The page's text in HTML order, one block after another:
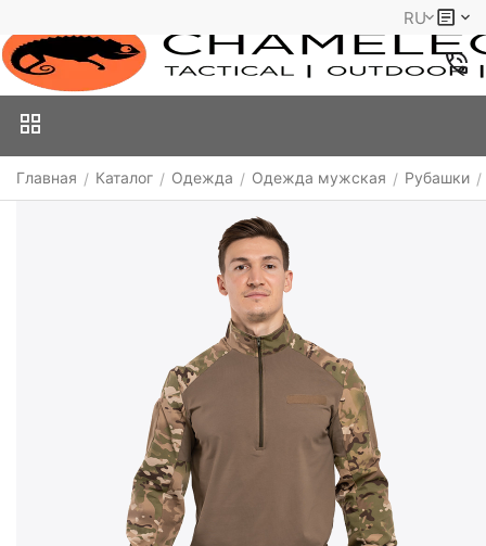
RU
Главная / Каталог / Одежда / Одежда мужская / Рубашки /